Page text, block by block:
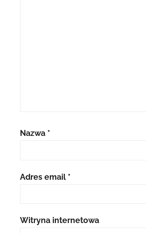
Nazwa *
Adres email *
Witryna internetowa